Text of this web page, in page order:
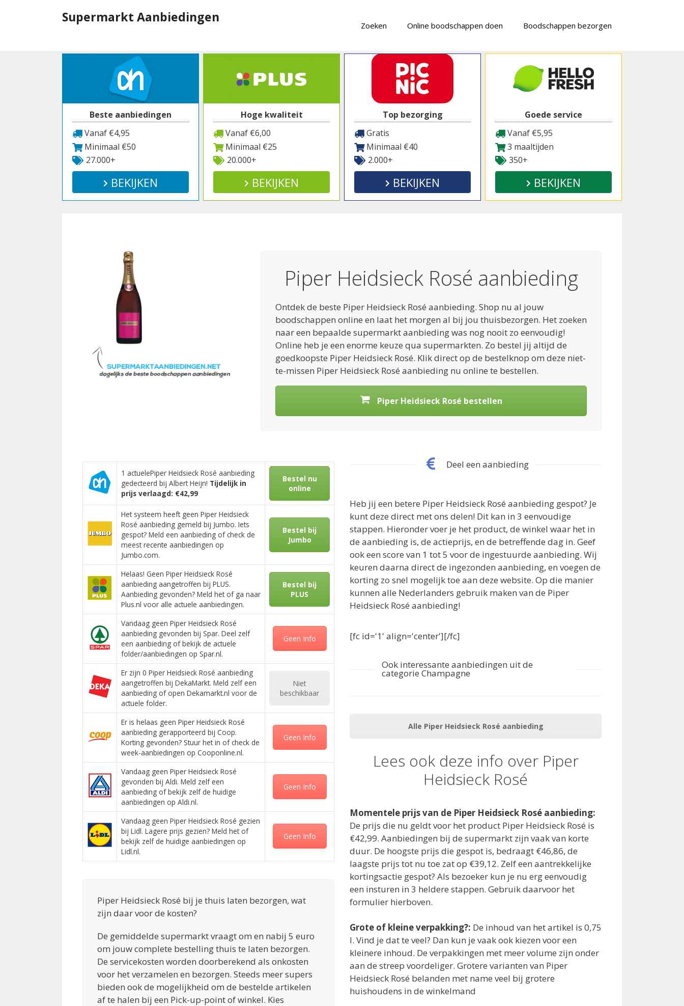
Supermarkt Aanbiedingen
Zoeken Online boodschappen doen Boodschappen bezorgen
Beste aanbiedingen
Vanaf €4,95
Minimaal €50
27.000+
BEKIJKEN
Hoge kwaliteit
Vanaf €6,00
Minimaal €25
20.000+
BEKIJKEN
Top bezorging
Gratis
Minimaal €40
2.000+
BEKIJKEN
Goede service
Vanaf €5,95
3 maaltijden
350+
BEKIJKEN
Piper Heidsieck Rosé aanbieding
Ontdek de beste Piper Heidsieck Rosé aanbieding. Shop nu al jouw
boodschappen online en laat het morgen al bij jou thuisbezorgen. Het zoeken
naar een bepaalde supermarkt aanbieding was nog nooit zo eenvoudig!
Online heb je een enorme keuze qua supermarkten. Zo bestel jij altijd de
goedkoopste Piper Heidsieck Rosé. Klik direct op de bestelknop om deze niet-
te-missen Piper Heidsieck Rosé aanbieding nu online te bestellen.
Piper Heidsieck Rosé bestellen
1 actuelePiper Heidsieck Rosé aanbieding
gedecteerd bij Albert Heijn! Tijdelijk in
prijs verlaagd: €42,99
Bestel nu
online
Het systeem heeft geen Piper Heidsieck
Rosé aanbieding gemeld bij Jumbo. Iets
gespot? Meld een aanbieding of check de
meest recente aanbiedingen op
Jumbo.com.
Bestel bij
Jumbo
Helaas! Geen Piper Heidsieck Rosé
aanbieding aangetroffen bij PLUS.
Aanbieding gevonden? Meld het of ga naar
Plus.nl voor alle actuele aanbiedingen.
Bestel bij
PLUS
Vandaag geen Piper Heidsieck Rosé
aanbieding gevonden bij Spar. Deel zelf
een aanbieding of bekijk de actuele
folder/aanbiedingen op Spar.nl.
Geen Info
Er zijn 0 Piper Heidsieck Rosé aanbieding
aangetroffen bij DekaMarkt. Meld zelf een
aanbieding of open Dekamarkt.nl voor de
actuele folder.
Niet
beschikbaar
Er is helaas geen Piper Heidsieck Rosé
aanbieding gerapporteerd bij Coop.
Korting gevonden? Stuur het in of check de
week-aanbiedingen op Cooponline.nl.
Geen Info
Vandaag geen Piper Heidsieck Rosé
gevonden bij Aldi. Meld zelf een
aanbieding of bekijk zelf de huidige
aanbiedingen op Aldi.nl.
Geen Info
Vandaag geen Piper Heidsieck Rosé gezien
bij Lidl. Lagere prijs gezien? Meld het of
bekijk zelf de huidige aanbiedingen op
Lidl.nl.
Geen Info
Piper Heidsieck Rosé bij je thuis laten bezorgen, wat
zijn daar voor de kosten?
De gemiddelde supermarkt vraagt om en nabij 5 euro
om jouw complete bestelling thuis te laten bezorgen.
De servicekosten worden doorberekend als onkosten
voor het verzamelen en bezorgen. Steeds meer supers
bieden ook de mogelijkheid om de bestelde artikelen
af te halen bij een Pick-up-point of winkel. Kies
Deel een aanbieding
Heb jij een betere Piper Heidsieck Rosé aanbieding gespot? Je
kunt deze direct met ons delen! Dit kan in 3 eenvoudige
stappen. Hieronder voer je het product, de winkel waar het in
de aanbieding is, de actieprijs, en de betreffende dag in. Geef
ook een score van 1 tot 5 voor de ingestuurde aanbieding. Wij
keuren daarna direct de ingezonden aanbieding, en voegen de
korting zo snel mogelijk toe aan deze website. Op die manier
kunnen alle Nederlanders gebruik maken van de Piper
Heidsieck Rosé aanbieding!
[fc id='1' align='center'][/fc]
Ook interessante aanbiedingen uit de
categorie Champagne
Alle Piper Heidsieck Rosé aanbieding
Lees ook deze info over Piper
Heidsieck Rosé
Momentele prijs van de Piper Heidsieck Rosé aanbieding:
De prijs die nu geldt voor het product Piper Heidsieck Rosé is
€42,99. Aanbiedingen bij de supermarkt zijn vaak van korte
duur. De hoogste prijs die gespot is, bedraagt €46,86, de
laagste prijs tot nu toe zat op €39,12. Zelf een aantrekkelijke
kortingsactie gespot? Als bezoeker kun je nu erg eenvoudig
een insturen in 3 heldere stappen. Gebruik daarvoor het
formulier hierboven.
Grote of kleine verpakking?: De inhoud van het artikel is 0,75
l. Vind je dat te veel? Dan kun je vaak ook kiezen voor een
kleinere inhoud. De verpakkingen met meer volume zijn onder
aan de streep voordeliger. Grotere varianten van Piper
Heidsieck Rosé belanden met name veel bij grotere
huishoudens in de winkelmand